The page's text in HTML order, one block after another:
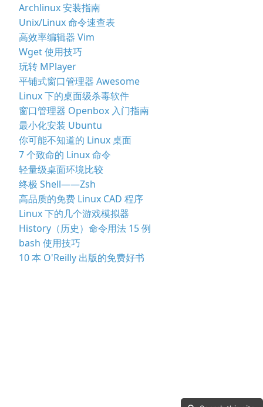
Archlinux 安装指南
Unix/Linux 命令速查表
高效率编辑器 Vim
Wget 使用技巧
玩转 MPlayer
平铺式窗口管理器 Awesome
Linux 下的桌面级杀毒软件
窗口管理器 Openbox 入门指南
最小化安装 Ubuntu
你可能不知道的 Linux 桌面
7 个致命的 Linux 命令
轻量级桌面环境比较
终极 Shell——Zsh
高品质的免费 Linux CAD 程序
Linux 下的几个游戏模拟器
History（历史）命令用法 15 例
bash 使用技巧
10 本 O'Reilly 出版的免费好书